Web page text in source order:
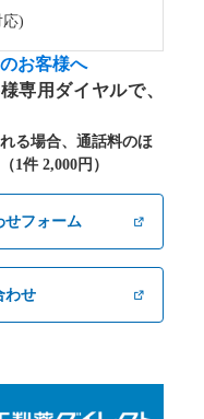
応)
お客様へ
専用ダイヤルで、
る場合、通話料のほ
1件 2,000円）
せフォーム
わせ